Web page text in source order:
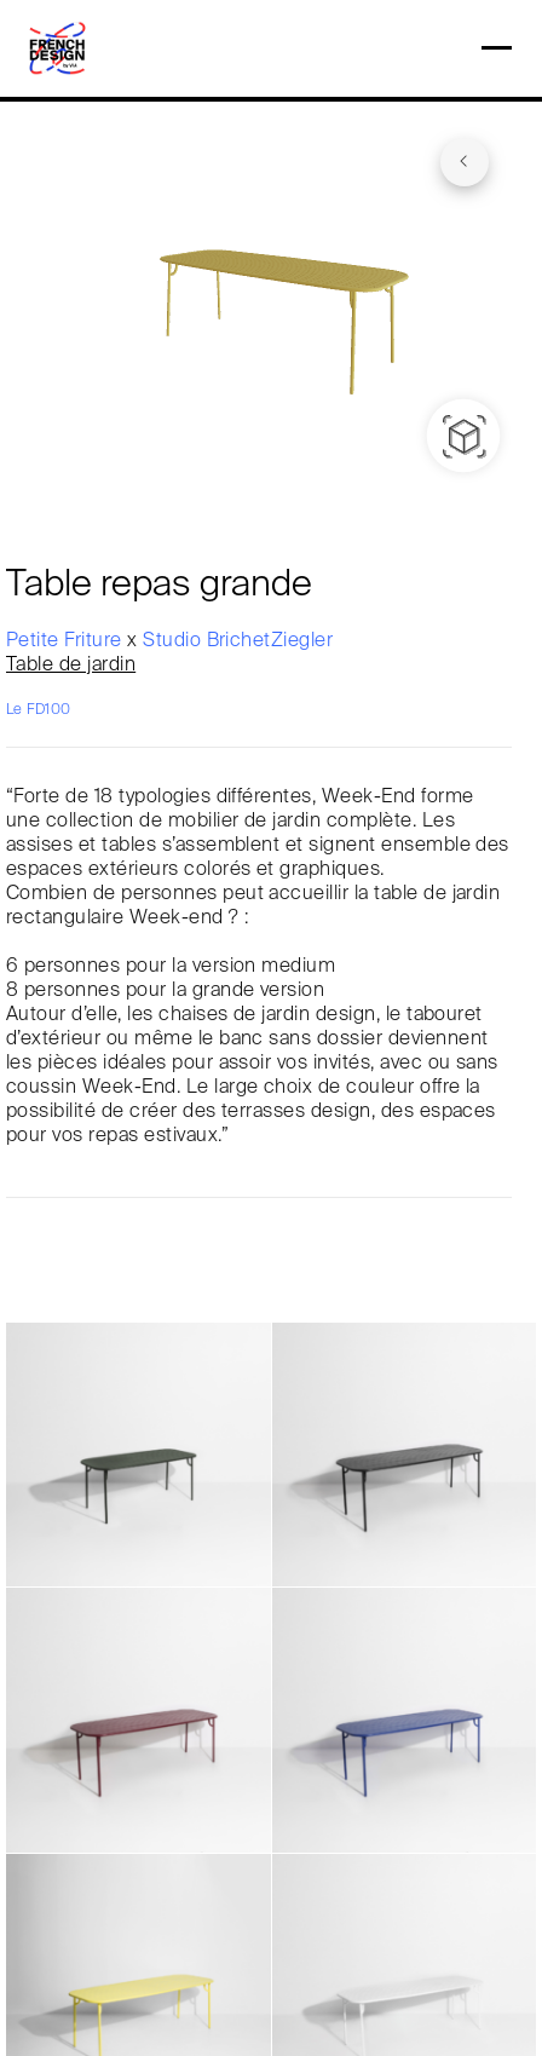
Table repas grande
Petite FriturexStudio BrichetZiegler
Table de jardin
Le FD100
“Forte de 18 typologies différentes, Week-End forme
une collection de mobilier de jardin complète. Les
assises et tables s’assemblent et signent ensemble des
espaces extérieurs colorés et graphiques.
Combien de personnes peut accueillir la table de jardin
rectangulaire Week-end ? :
6 personnes pour la version medium
8 personnes pour la grande version
Autour d’elle, les chaises de jardin design, le tabouret
d’extérieur ou même le banc sans dossier deviennent
les pièces idéales pour assoir vos invités, avec ou sans
coussin Week-End. Le large choix de couleur offre la
possibilité de créer des terrasses design, des espaces
pour vos repas estivaux.”